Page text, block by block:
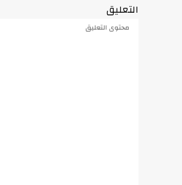
التعليق